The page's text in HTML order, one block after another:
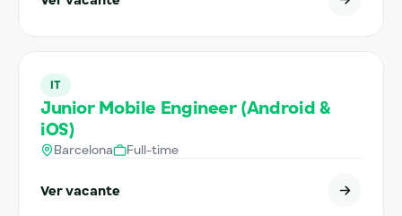
IT
Junior Mobile Engineer (Android &
iOS)
Barcelona Full-time
Ver vacante